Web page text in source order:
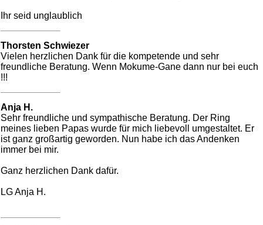
Ihr seid unglaublich
Thorsten Schwiezer
Vielen herzlichen Dank für die kompetende und sehr
freundliche Beratung. Wenn Mokume-Gane dann nur bei euch
!!!
Anja H.
Sehr freundliche und sympathische Beratung. Der Ring
meines lieben Papas wurde für mich liebevoll umgestaltet. Er
ist ganz großartig geworden. Nun habe ich das Andenken
immer bei mir.
Ganz herzlichen Dank dafür.
LG Anja H.